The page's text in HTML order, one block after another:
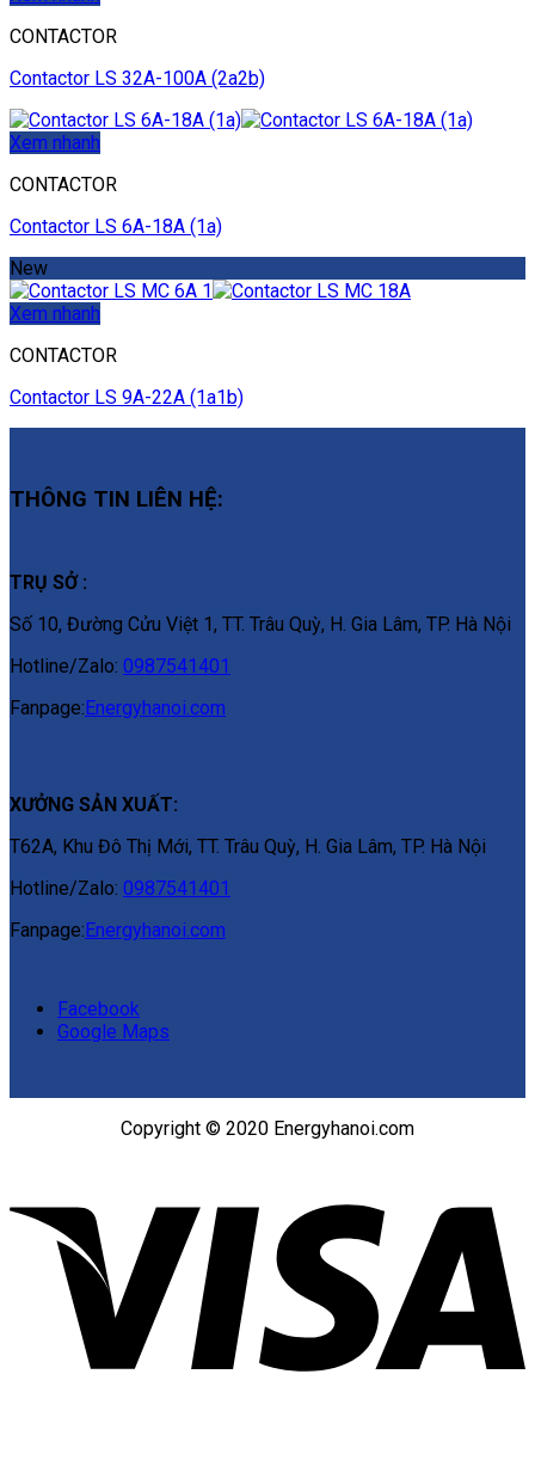
CONTACTOR
Contactor LS 32A-100A (2a2b)
Xem nhanh
CONTACTOR
Contactor LS 6A-18A (1a)
New
Xem nhanh
CONTACTOR
Contactor LS 9A-22A (1a1b)
THÔNG TIN LIÊN HỆ:
TRỤ SỞ :
Số 10, Đường Cửu Việt 1, TT. Trâu Quỳ, H. Gia Lâm, TP. Hà Nội
Hotline/Zalo: 0987541401
Fanpage: Energyhanoi.com
XƯỞNG SẢN XUẤT:
T62A, Khu Đô Thị Mới, TT. Trâu Quỳ, H. Gia Lâm, TP. Hà Nội
Hotline/Zalo: 0987541401
Fanpage: Energyhanoi.com
Facebook
Google Maps
Copyright © 2020 Energyhanoi.com